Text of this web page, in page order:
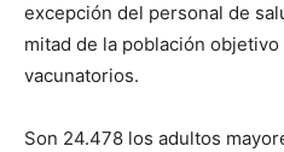
excepción del personal de
mitad de la población
vacunatorios.
Son 24.478 los adultos